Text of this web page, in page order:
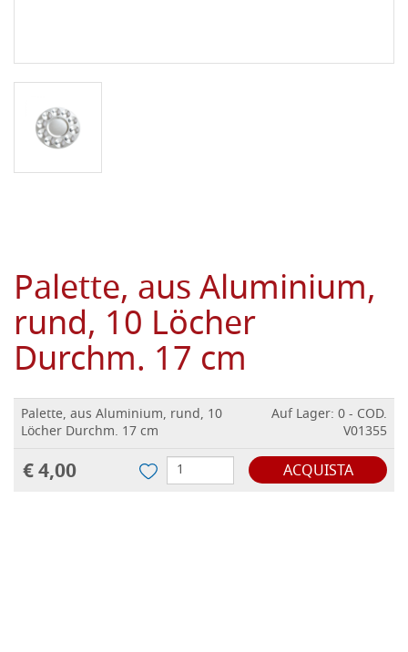
Palette, aus Aluminium,
rund, 10 Löcher
Durchm. 17 cm
Palette, aus Aluminium, rund, 10
Löcher Durchm. 17 cm
Auf Lager: 0 - COD.
V01355
€ 4,00 ACQUISTA